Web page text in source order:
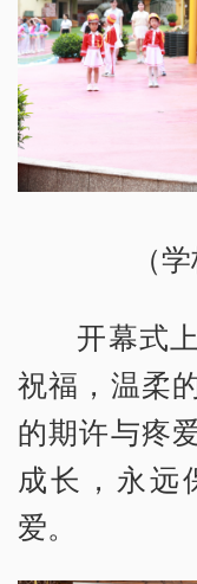
（
开幕式
祝福，温柔
的期许与疼
成长，永远
爱。